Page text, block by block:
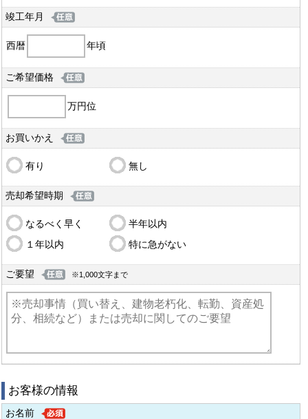
竣工年月
西暦 年頃
ご希望価格
万円位
お買いかえ
有り 無し
売却希望時期
なるべく早く
半年以内
１年以内
特に急がない
ご要望 ※1,000文字まで
お客様の情報
お名前